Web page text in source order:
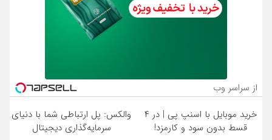
از سراسر وب
خرید موبایل با اسنپ پی | در ۴
قسط بدون سود و کارمزد!
والکس: پل ارتباطی شما با دنیای
سرمایه‌گذاری دیجیتال